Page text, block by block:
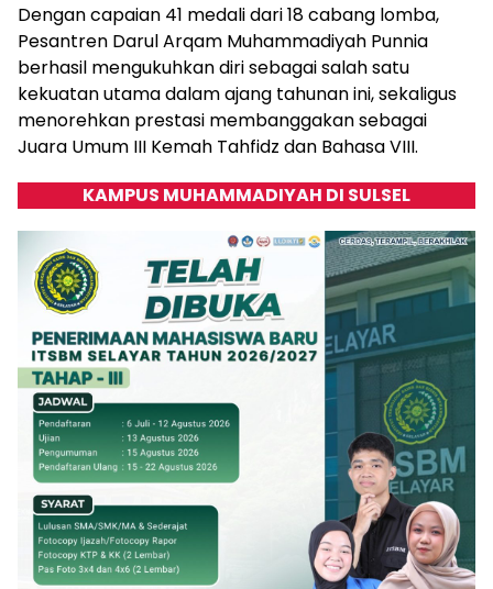
Dengan capaian 41 medali dari 18 cabang lomba,
Pesantren Darul Arqam Muhammadiyah Punnia
berhasil mengukuhkan diri sebagai salah satu
kekuatan utama dalam ajang tahunan ini, sekaligus
menorehkan prestasi membanggakan sebagai
Juara Umum III Kemah Tahfidz dan Bahasa VIII.
KAMPUS MUHAMMADIYAH DI SULSEL